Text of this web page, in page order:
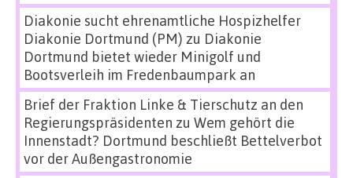
Diakonie sucht ehrenamtliche Hospizhelfer
Diakonie Dortmund (PM) zu Diakonie
Dortmund bietet wieder Minigolf und
Bootsverleih im Fredenbaumpark an
Brief der Fraktion Linke & Tierschutz an den
Regierungspräsidenten zu Wem gehört die
Innenstadt? Dortmund beschließt Bettelverbot
vor der Außengastronomie